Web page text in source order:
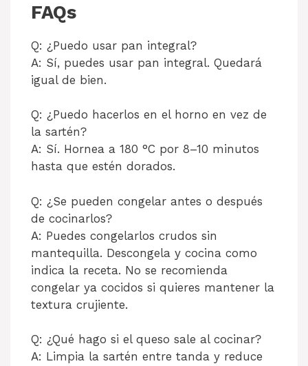
FAQs
Q: ¿Puedo usar pan integral?
A: Sí, puedes usar pan integral. Quedará
igual de bien.
Q: ¿Puedo hacerlos en el horno en vez de
la sartén?
A: Sí. Hornea a 180 °C por 8–10 minutos
hasta que estén dorados.
Q: ¿Se pueden congelar antes o después
de cocinarlos?
A: Puedes congelarlos crudos sin
mantequilla. Descongela y cocina como
indica la receta. No se recomienda
congelar ya cocidos si quieres mantener la
textura crujiente.
Q: ¿Qué hago si el queso sale al cocinar?
A: Limpia la sartén entre tanda y reduce